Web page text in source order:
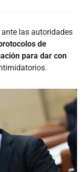
las autoridades
de
para dar con